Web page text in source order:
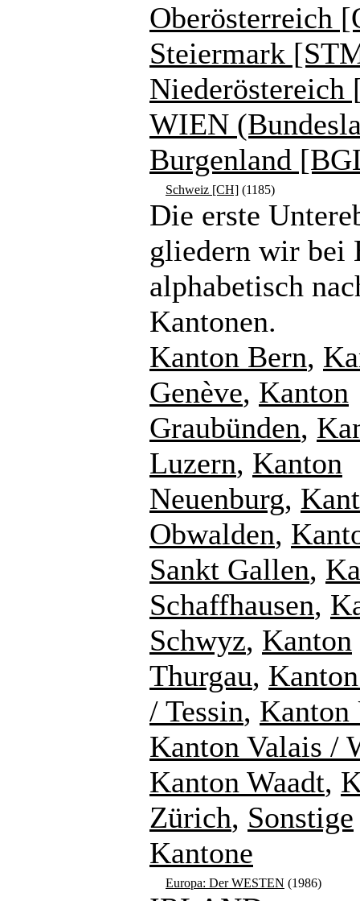
Oberösterreich
Steiermark
Niederöstereich
WIEN
Burgenland
Schweiz [CH] (1185)
Die erste
gliedern wir bei
alphabetisch
Kantonen.
Kanton Bern,
Genève, Kanton
Graubünden,
Luzern, Kanton
Neuenburg,
Obwalden,
Sankt Gallen,
Schaffhausen,
Schwyz, Kanton
Thurgau,
/ Tessin,
Kanton Valais /
Kanton Waadt,
Zürich, Sonstige
Kantone
Europa: Der WESTEN (1986)